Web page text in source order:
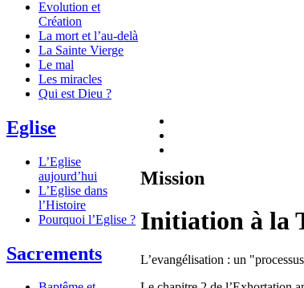
Evolution et
Création
La mort et l’au-delà
La Sainte Vierge
Le mal
Les miracles
Qui est Dieu ?
Eglise
L’Eglise
aujourd’hui
L’Eglise dans
l’Histoire
Pourquoi l’Eglise ?
Sacrements
Mission
Initiation à la
L’evangélisation : un